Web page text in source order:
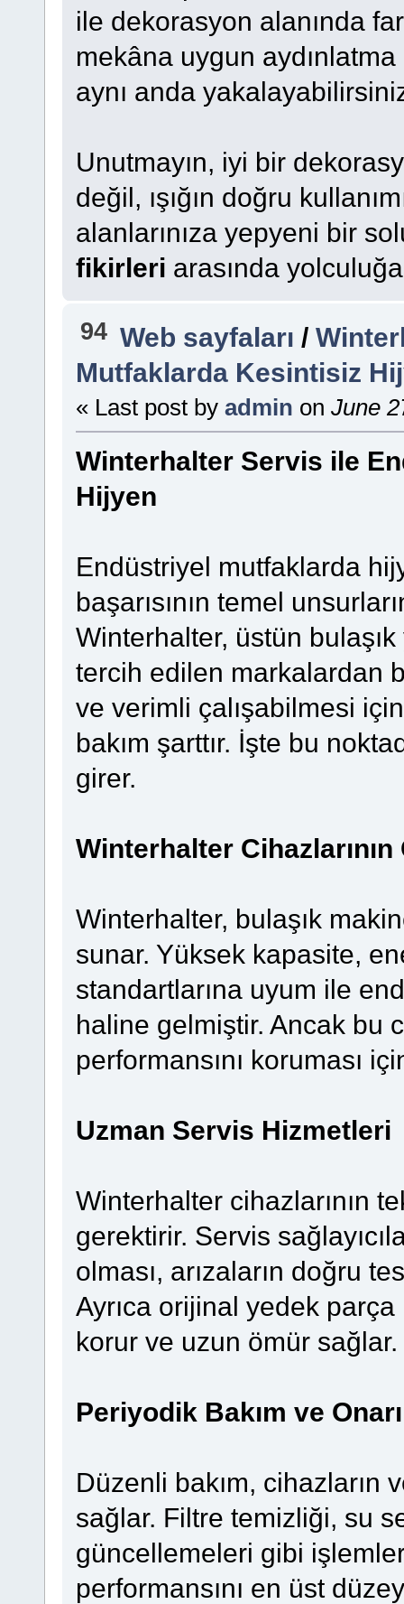
ile dekorasyon alanında
mekâna uygun
aynı anda
Unutmayın, iyi bir
değil, ışığın doğru
alanlarınıza yepyeni bir
fikirleri arasında
94 Web sayfaları /
Mutfaklarda Kesintisiz
« Last post by admin on June
Winterhalter Servis ile
Hijyen
Endüstriyel mutfaklarda
başarısının temel
Winterhalter, üstün
tercih edilen markalardan
ve verimli çalışabilmesi
bakım şarttır. İşte bu
girer.
Winterhalter Cihazlarının
Winterhalter, bulaşık
sunar. Yüksek kapasite,
standartlarına uyum ile
haline gelmiştir. Ancak bu
performansını koruması
Uzman Servis Hizmetleri
Winterhalter cihazlarının
gerektirir. Servis
olması, arızaların doğru
Ayrıca orijinal yedek parça
korur ve uzun ömür sağlar.
Periyodik Bakım ve
Düzenli bakım, cihazların
sağlar. Filtre temizliği, su
güncellemeleri gibi
performansını en üst